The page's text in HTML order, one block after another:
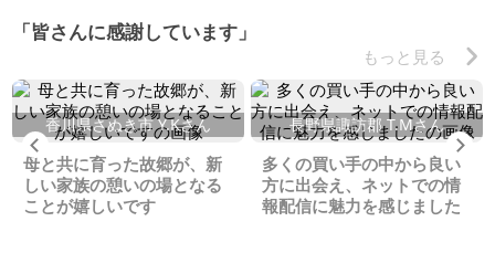
「皆さんに感謝しています」
もっと見る
Previous
香川県さぬき市 Y.Kさん
母と共に育った故郷が、新
しい家族の憩いの場となる
ことが嬉しいです
長野県諏訪郡 T.Mさん
多くの買い手の中から良い
方に出会え、ネットでの情
報配信に魅力を感じました